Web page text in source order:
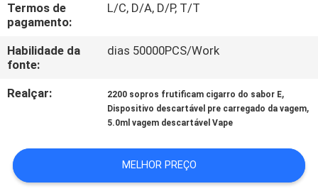
PEÇA
UMAS
DO
SITE
Termos de
pagamento:
L/C, D/A, D/P, T/T
Habilidade da
fonte:
dias 50000PCS/Work
Realçar: 2200 sopros frutificam cigarro do sabor E,
Dispositivo descartável pre carregado da vagem,
5.0ml vagem descartável Vape
MELHOR PREÇO